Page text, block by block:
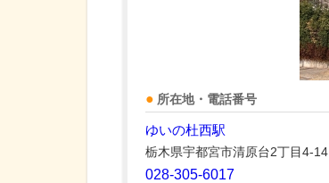
所在地・電話番号
ゆいの杜西駅
栃木県宇都宮市清原台2丁目4-14
028-305-6017